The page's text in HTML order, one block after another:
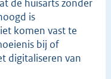
de huisarts zonder
is
komen vast te
bij of
digitaliseren van